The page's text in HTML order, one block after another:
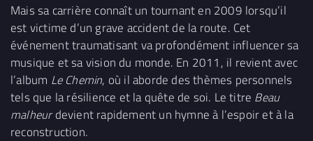
Mais sa carrière connaît un tournant en 2009 lorsqu’il
est victime d’un grave accident de la route. Cet
événement traumatisant va profondément influencer sa
musique et sa vision du monde. En 2011, il revient avec
l’album Le Chemin, où il aborde des thèmes personnels
tels que la résilience et la quête de soi. Le titre Beau
malheurdevient rapidement un hymne à l’espoir et à la
reconstruction.